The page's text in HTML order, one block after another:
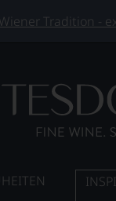
Tradition -